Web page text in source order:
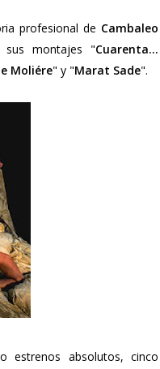
profesional de Cambaleo
sus montajes "Cuarenta...
Moliére" y "Marat Sade".
estrenos absolutos, cinco